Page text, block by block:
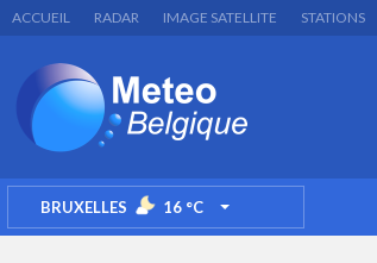
ACCUEIL RADAR IMAGE SATELLITE STATIONS
BRUXELLES 16°C TOGGLE DROPDOWN